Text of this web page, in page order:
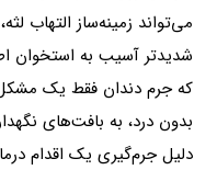
می‌تواند زمینه‌ساز التهاب
شدیدتر آسیب به استخوان
که جرم دندان فقط یک
بدون درد، به بافت‌های
دلیل جرم‌گیری یک اقدام